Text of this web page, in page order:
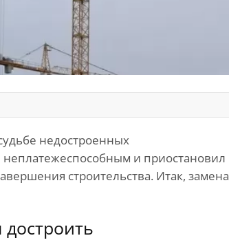
недостроенных
и приостановил
строительства. Итак, замена